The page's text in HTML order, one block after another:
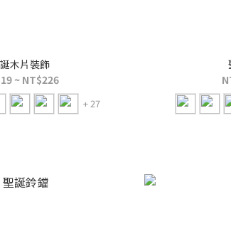
木片裝飾
~ NT$226
+ 27